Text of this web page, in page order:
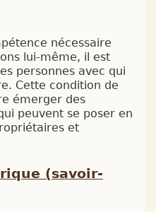
nécessaire
lui-même, il est
personnes avec qui
Cette condition de
émerger des
peuvent se poser en
et
(savoir-